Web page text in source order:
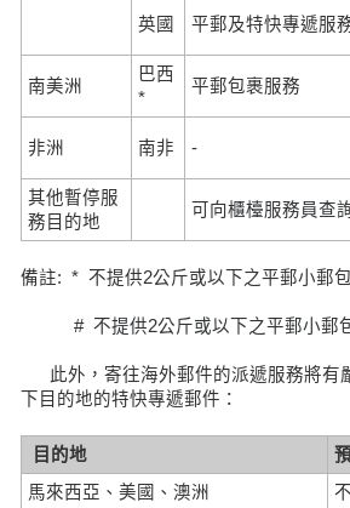
英國 平郵及特快專遞服
南美洲
巴西
*
平郵包裹服務
非洲 南非 -
其他暫停服
務目的地
可向櫃檯服務員查
備註: * 不提供2公斤或以下之平郵小郵
# 不提供2公斤或以下之平郵小郵包
此外，寄往海外郵件的派遞服務將有
下目的地的特快專遞郵件：
目的地
馬來西亞、美國、澳洲